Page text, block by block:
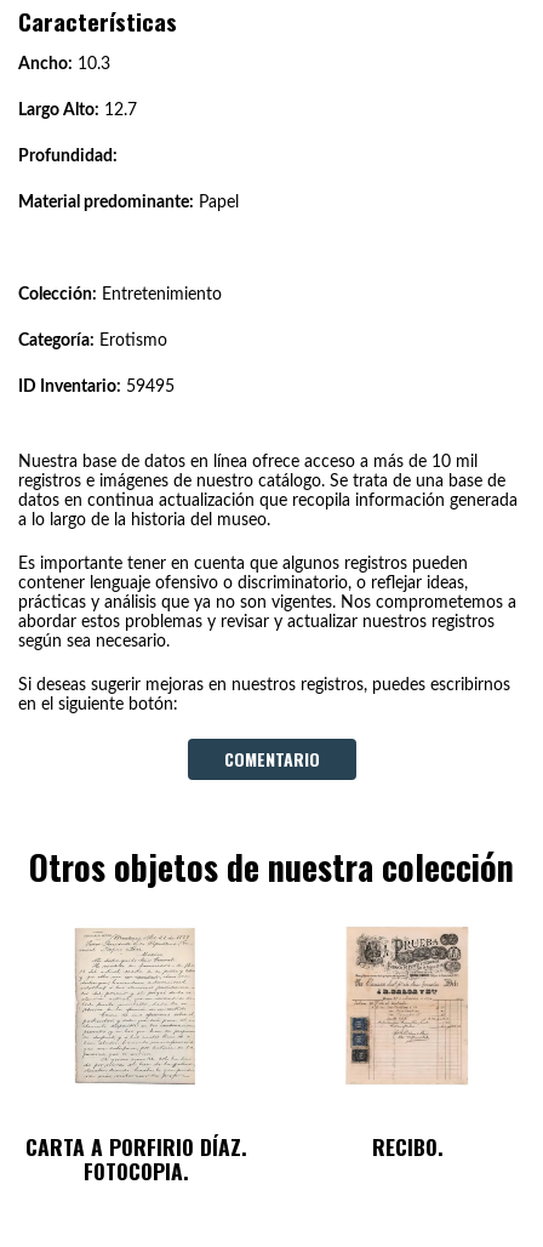
Características
Ancho: 10.3
Largo Alto: 12.7
Profundidad:
Material predominante: Papel
Colección: Entretenimiento
Categoría: Erotismo
ID Inventario: 59495
Nuestra base de datos en línea ofrece acceso a más de 10 mil
registros e imágenes de nuestro catálogo. Se trata de una base de
datos en continua actualización que recopila información generada
a lo largo de la historia del museo.
Es importante tener en cuenta que algunos registros pueden
contener lenguaje ofensivo o discriminatorio, o reflejar ideas,
prácticas y análisis que ya no son vigentes. Nos comprometemos a
abordar estos problemas y revisar y actualizar nuestros registros
según sea necesario.
Si deseas sugerir mejoras en nuestros registros, puedes escribirnos
en el siguiente botón:
COMENTARIO
Otros objetos de nuestra colección
CARTA A PORFIRIO DÍAZ.
FOTOCOPIA.
RECIBO.